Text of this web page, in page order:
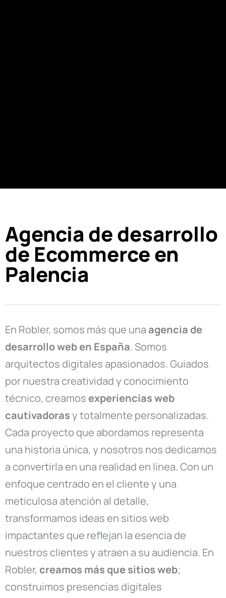
Agencia de desarrollo
de Ecommerce en
Palencia
En Robler, somos más que una agencia de
desarrollo web en España. Somos
arquitectos digitales apasionados. Guiados
por nuestra creatividad y conocimiento
técnico, creamos experiencias web
cautivadorasy totalmente personalizadas.
Cada proyecto que abordamos representa
una historia única, y nosotros nos dedicamos
a convertirla en una realidad en línea. Con un
enfoque centrado en el cliente y una
meticulosa atención al detalle,
transformamos ideas en sitios web
impactantes que reflejan la esencia de
nuestros clientes y atraen a su audiencia. En
Robler, creamos más que sitios web;
construimos presencias digitales